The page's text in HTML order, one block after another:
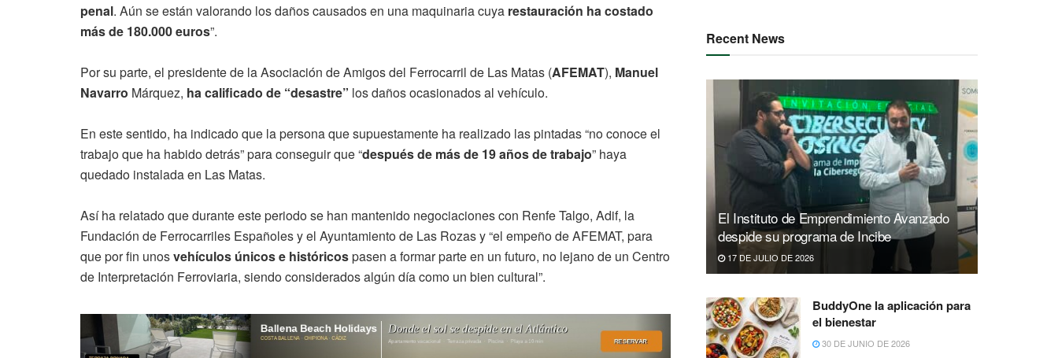
penal. Aún se están valorando los daños causados en una maquinaria cuya restauración ha costado
más de 180.000 euros”.
Por su parte, el presidente de la Asociación de Amigos del Ferrocarril de Las Matas (AFEMAT), Manuel
Navarro Márquez, ha calificado de “desastre” los daños ocasionados al vehículo.
En este sentido, ha indicado que la persona que supuestamente ha realizado las pintadas “no conoce el
trabajo que ha habido detrás” para conseguir que “después de más de 19 años de trabajo” haya
quedado instalada en Las Matas.
Así ha relatado que durante este periodo se han mantenido negociaciones con Renfe Talgo, Adif, la
Fundación de Ferrocarriles Españoles y el Ayuntamiento de Las Rozas y “el empeño de AFEMAT, para
que por fin unosvehículos únicos e históricospasen a formar parte en un futuro, no lejano de un Centro
de Interpretación Ferroviaria, siendo considerados algún día como un bien cultural”.
Recent News
El Instituto de Emprendimiento Avanzado
despide su programa de Incibe
17 DE JULIO DE 2026
BuddyOne la aplicación para
el bienestar
30 DE JUNIO DE 2026